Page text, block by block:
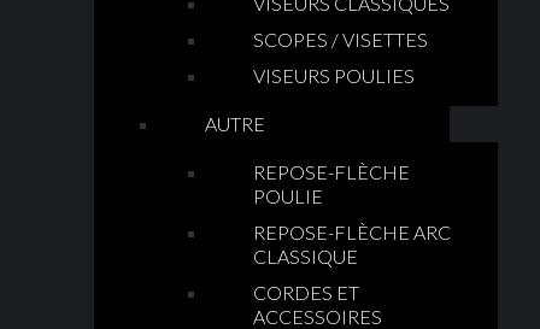
SCOPES / VISETTES
VISEURS POULIES
AUTRE
REPOSE-FLÈCHE
POULIE
REPOSE-FLÈCHE ARC
CLASSIQUE
CORDES ET
ACCESSOIRES